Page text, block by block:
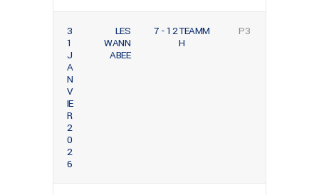
3
1
J
A
N
V
IE
R
2
0
2
6
LES
WANN
ABEE
7 - 12TEAMM
H
P3